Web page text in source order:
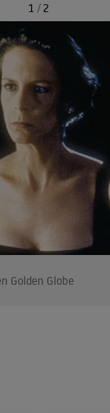
Golden Globe
1 / 2